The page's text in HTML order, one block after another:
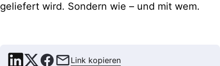
geliefert wird. Sondern wie – und mit wem.
Link kopieren